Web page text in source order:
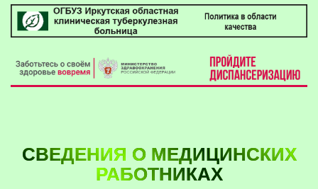
СВЕДЕНИЯ О МЕДИЦИНСКИХ
РАБОТНИКАХ